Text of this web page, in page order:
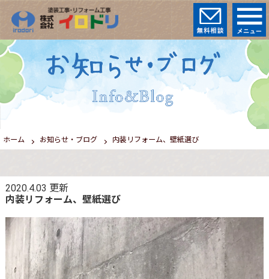
ホーム お知らせ・ブログ 内装リフォーム、壁紙選び
2020.4.03 更新
内装リフォーム、壁紙選び